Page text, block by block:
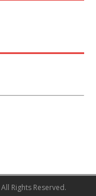
All Rights Reserved.